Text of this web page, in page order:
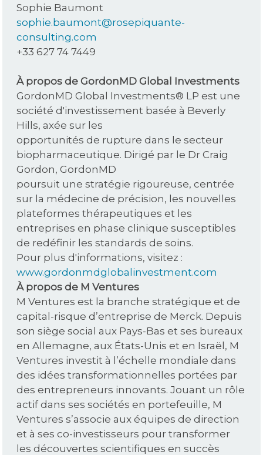
Sophie Baumont
sophie.baumont@rosepiquante-
consulting.com
+33 627 74 7449
À propos de GordonMD Global Investments
GordonMD Global Investments® LP est une
société d'investissement basée à Beverly
Hills, axée sur les
opportunités de rupture dans le secteur
biopharmaceutique. Dirigé par le Dr Craig
Gordon, GordonMD
poursuit une stratégie rigoureuse, centrée
sur la médecine de précision, les nouvelles
plateformes thérapeutiques et les
entreprises en phase clinique susceptibles
de redéfinir les standards de soins.
Pour plus d'informations, visitez :
www.gordonmdglobalinvestment.com
À propos de M Ventures
M Ventures est la branche stratégique et de
capital-risque d’entreprise de Merck. Depuis
son siège social aux Pays-Bas et ses bureaux
en Allemagne, aux États-Unis et en Israël, M
Ventures investit à l’échelle mondiale dans
des idées transformationnelles portées par
des entrepreneurs innovants. Jouant un rôle
actif dans ses sociétés en portefeuille, M
Ventures s’associe aux équipes de direction
et à ses co-investisseurs pour transformer
les découvertes scientifiques en succès